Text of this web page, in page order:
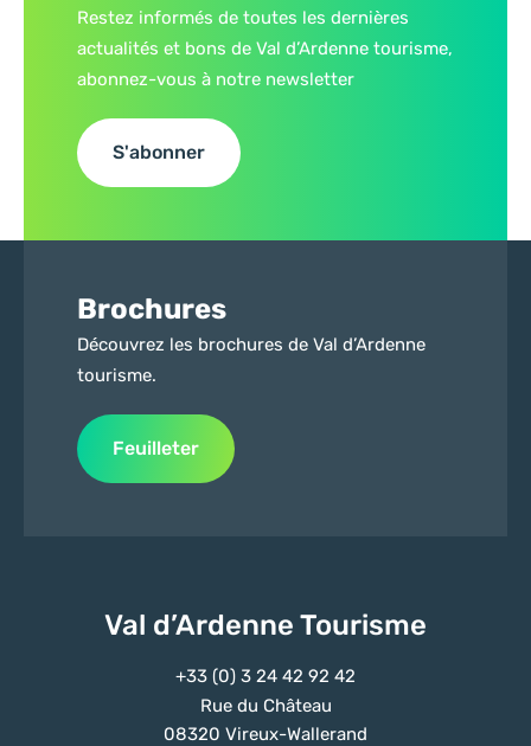
Restez informés de toutes les dernières
actualités et bons de Val d’Ardenne tourisme,
abonnez-vous à notre newsletter
S'abonner
Brochures
Découvrez les brochures de Val d’Ardenne
tourisme.
Feuilleter
Val d’Ardenne Tourisme
+33 (0) 3 24 42 92 42
Rue du Château
08320 Vireux-Wallerand